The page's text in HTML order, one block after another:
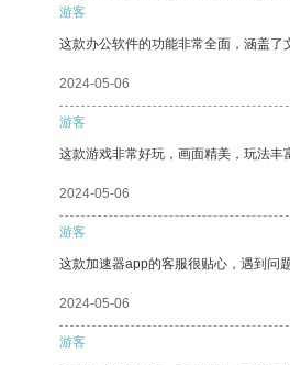
游客
这款办公软件的功能非常全面，涵盖了
2024-05-06
游客
这款游戏非常好玩，画面精美，玩法丰
2024-05-06
游客
这款加速器app的客服很贴心，遇到问
2024-05-06
游客